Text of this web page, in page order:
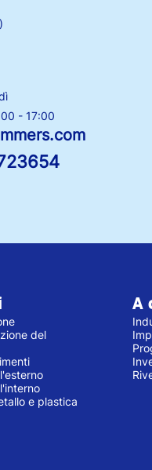
- 17:00
del
e plastica
A